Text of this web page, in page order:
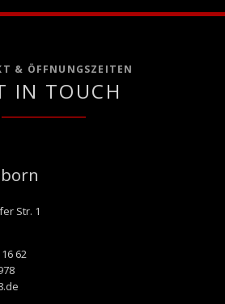
& ÖFFNUNGSZEITEN
IN TOUCH
Str. 1
62